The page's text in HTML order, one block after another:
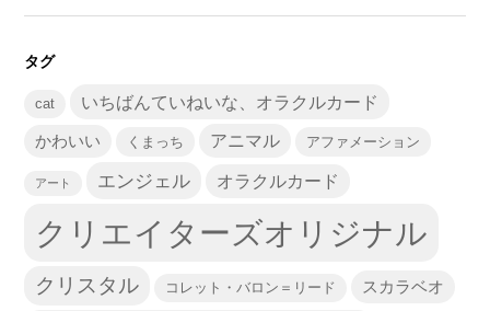
タグ
cat いちばんていねいな、オラクルカード
かわいい くまっち アニマル アファメーション
アート エンジェル オラクルカード
クリエイターズオリジナル
クリスタル コレット・バロン＝リード スカラベオ